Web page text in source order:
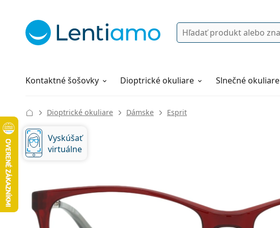
Vyhľadávanie
Kontaktné šošovky
Roztoky Dioptrické okuliare Slnečné okuliare
Všetko o nákupe
Dioptrické okuliare Dámske Esprit
51
Vyskúšať
virtuálne